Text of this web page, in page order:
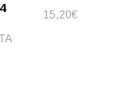
15,20€